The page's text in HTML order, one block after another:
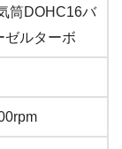
筒DOHC16バ
ゼルターボ